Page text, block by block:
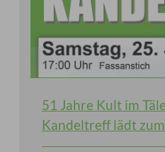
51 Jahre Kult im